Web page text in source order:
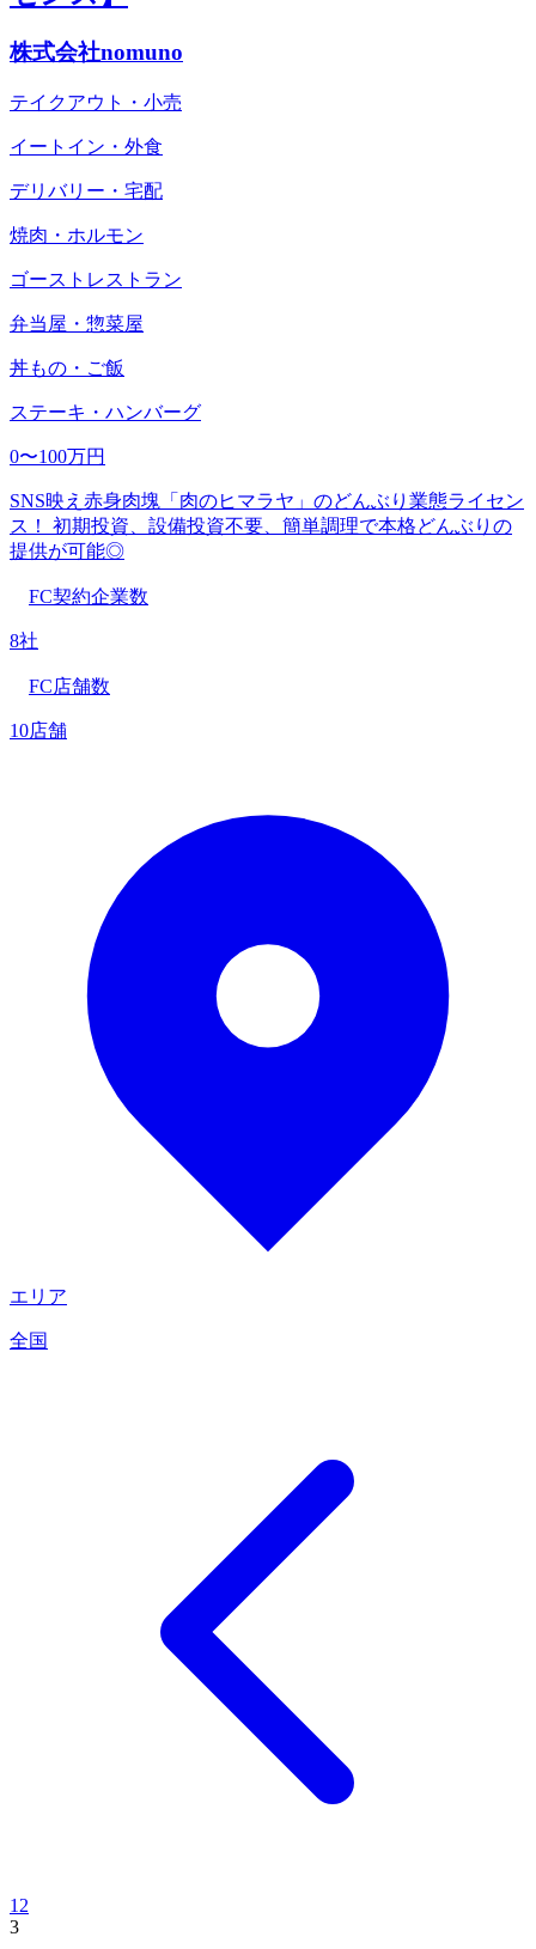
株式会社nomuno
テイクアウト・小売
イートイン・外食
デリバリー・宅配
焼肉・ホルモン
ゴーストレストラン
弁当屋・惣菜屋
丼もの・ご飯
ステーキ・ハンバーグ
0〜100万円
SNS映え赤身肉塊「肉のヒマラヤ」のどんぶり業態ライセン
ス！ 初期投資、設備投資不要、簡単調理で本格どんぶりの
提供が可能◎
FC契約企業数
8社
FC店舗数
10店舗
エリア
全国
1 2
3